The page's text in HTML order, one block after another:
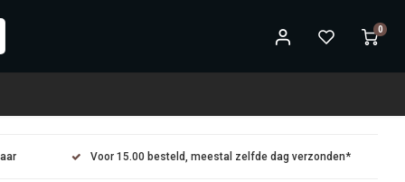
0
Voor 15.00 besteld, meestal zelfde dag verzonden*